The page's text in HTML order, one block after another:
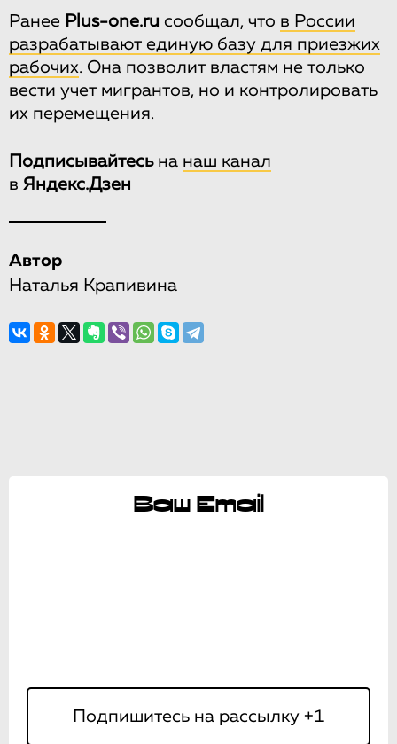
Ранее Plus-one.ru сообщал, что в России
разрабатывают единую базу для приезжих
рабочих. Она позволит властям не только
вести учет мигрантов, но и контролировать
их перемещения.
Подписывайтесьна наш канал
в Яндекс.Дзен
Автор
Наталья Крапивина
Ваш Email